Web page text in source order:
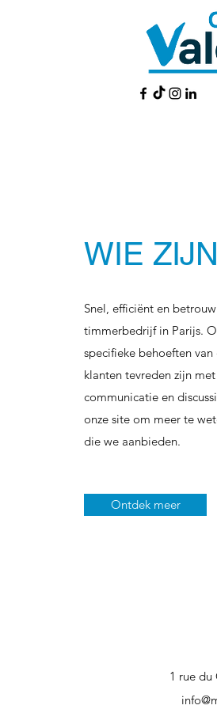
WIE
Snel, efficiënt en
timmerbedrijf in Parijs.
specifieke behoeften
klanten tevreden zijn
communicatie en
onze site om meer te
die we aanbieden.
Ontdek meer
1 rue du